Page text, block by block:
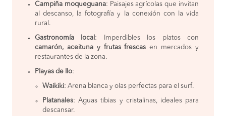
Campiña moqueguana: Paisajes agrícolas que invitan
al descanso, la fotografía y la conexión con la vida
rural.
Gastronomía local : Imperdibles los platos con
camarón, aceituna y frutas frescas en mercados y
restaurantes de la zona.
Playas de Ilo:
Waikiki: Arena blanca y olas perfectas para el surf.
Platanales: Aguas tibias y cristalinas, ideales para
descansar.